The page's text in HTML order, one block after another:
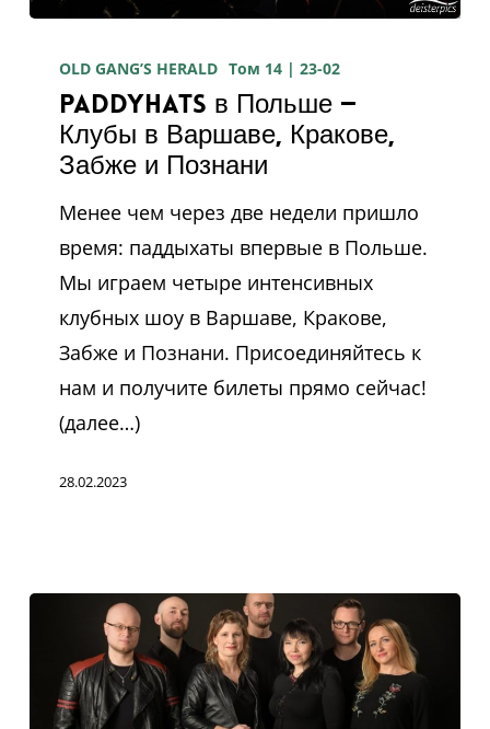
Польше
Клубы
Варшаве,
Кракове,
Забже
Познани
OLD GANG’S HERALD Том 14 | 23-02
Paddyhats в Польше —
Клубы в Варшаве, Кракове,
Забже и Познани
Менее чем через две недели пришло
время: паддыхаты впервые в Польше.
Мы играем четыре интенсивных
клубных шоу в Варшаве, Кракове,
Забже и Познани. Присоединяйтесь к
нам и получите билеты прямо сейчас!
(далее…)
28.02.2023